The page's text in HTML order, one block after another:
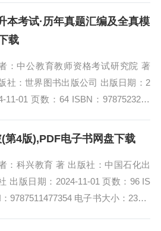
...
本考试·历年真题汇编及全真模
载
：中公教育教师资格考试研究院 著
社：世界图书出版公司 出版日期：2
11-01 页数：64 ISBN：9787523216
]...
第4版),PDF电子书网盘下载
：科兴教育 著 出版社：中国石化出
出版日期：2024-11-01 页数：96 IS
9787511477354 电子书大小：232M